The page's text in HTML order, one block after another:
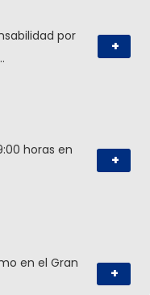
por
+
horas en
+
en el Gran
+